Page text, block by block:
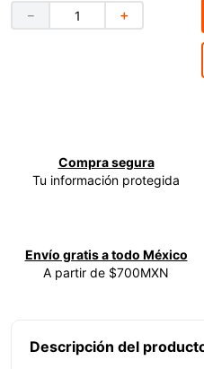
＋
－
Compra segura
Tu información protegida
Envío gratis a todo México
A partir de $700MXN
Descripción del